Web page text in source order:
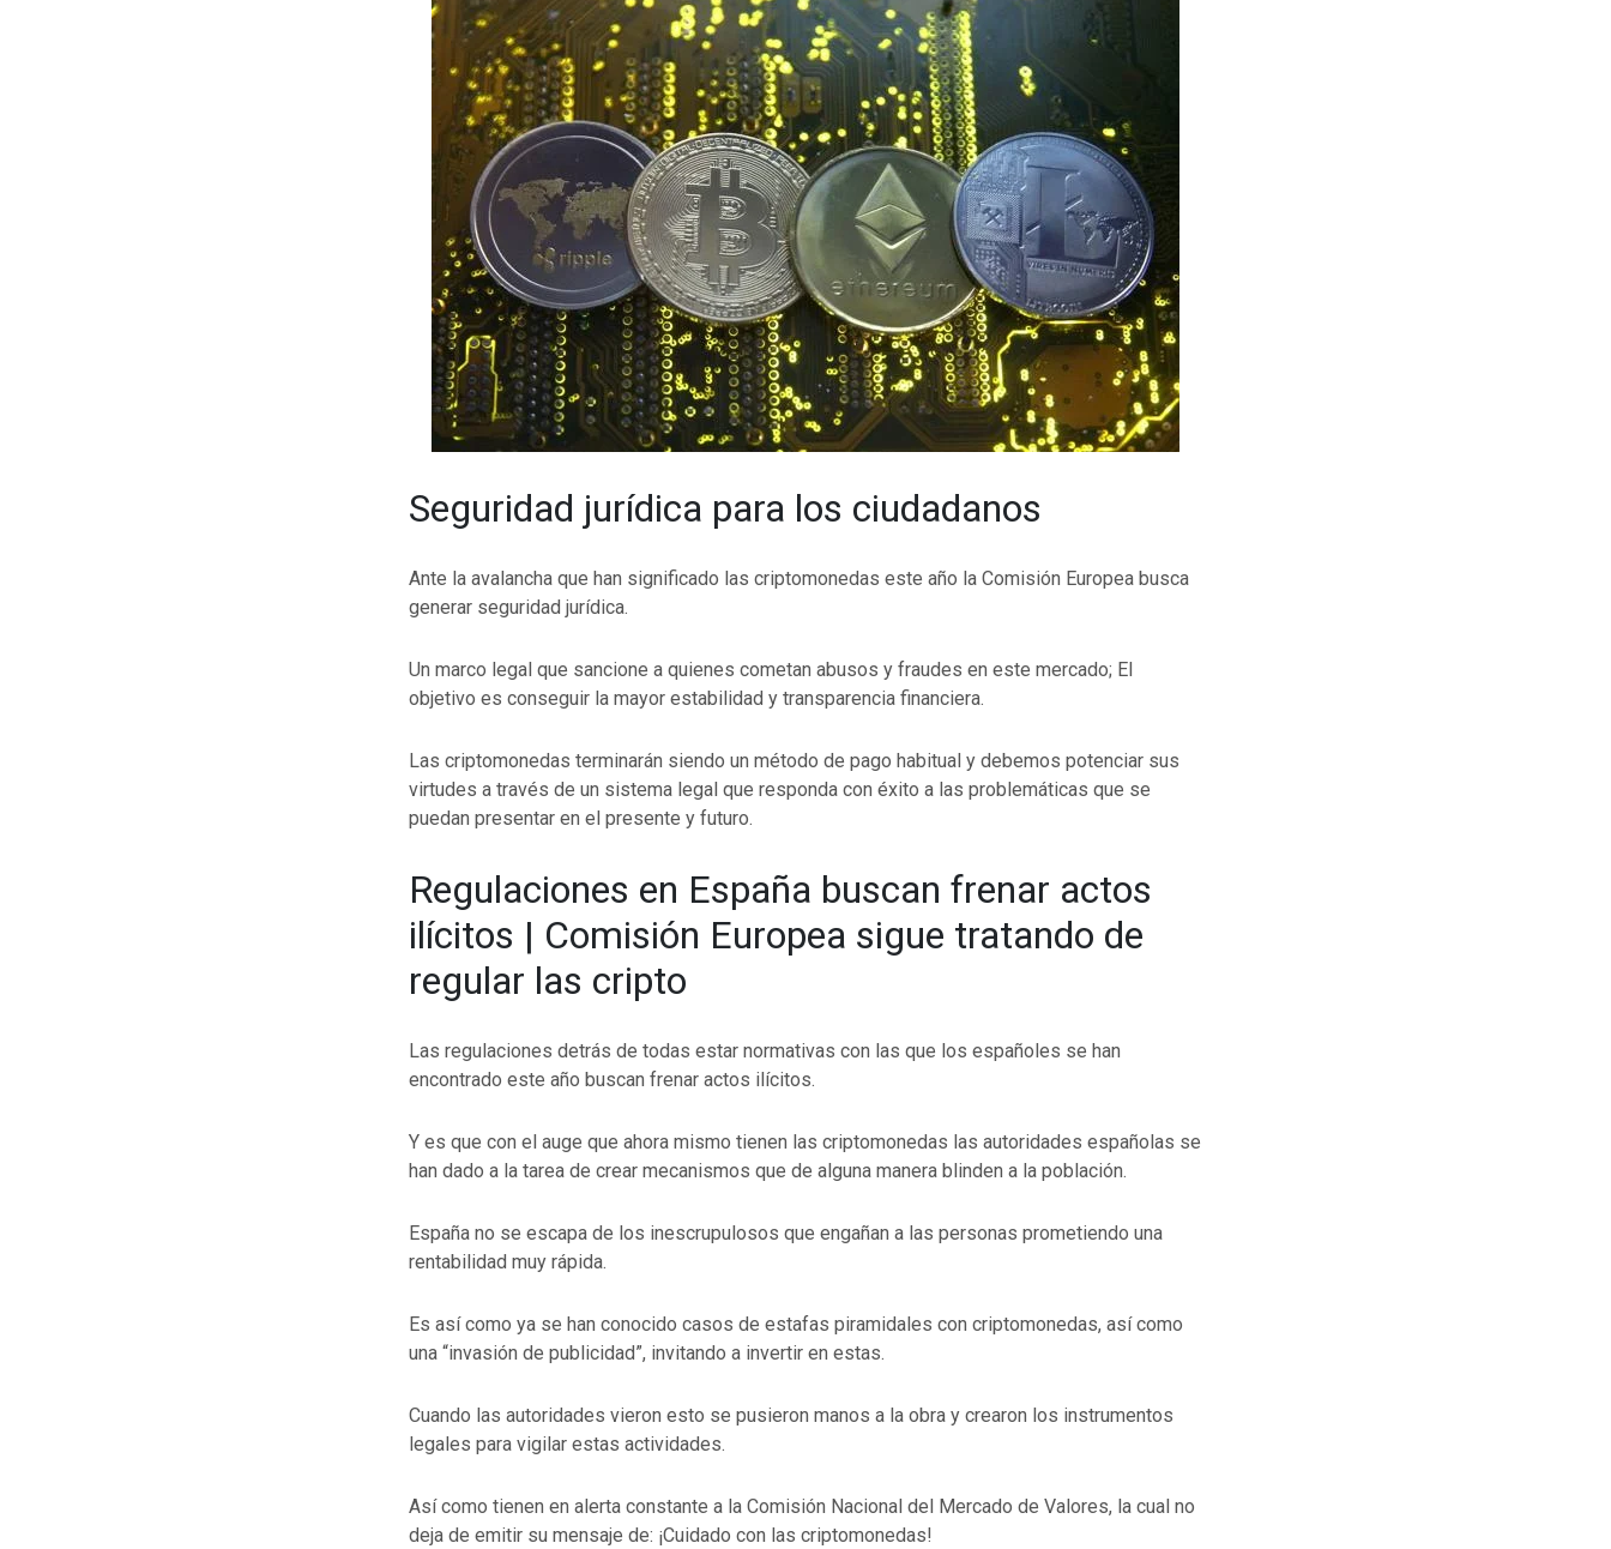
Seguridad jurídica para los ciudadanos
Ante la avalancha que han significado las criptomonedas este año la Comisión Europea busca
generar seguridad jurídica.
Un marco legal que sancione a quienes cometan abusos y fraudes en este mercado; El
objetivo es conseguir la mayor estabilidad y transparencia financiera.
Las criptomonedas terminarán siendo un método de pago habitual y debemos potenciar sus
virtudes a través de un sistema legal que responda con éxito a las problemáticas que se
puedan presentar en el presente y futuro.
Regulaciones en España buscan frenar actos
ilícitos | Comisión Europea sigue tratando de
regular las cripto
Las regulaciones detrás de todas estar normativas con las que los españoles se han
encontrado este año buscan frenar actos ilícitos.
Y es que con el auge que ahora mismo tienen las criptomonedas las autoridades españolas se
han dado a la tarea de crear mecanismos que de alguna manera blinden a la población.
España no se escapa de los inescrupulosos que engañan a las personas prometiendo una
rentabilidad muy rápida.
Es así como ya se han conocido casos de estafas piramidales con criptomonedas, así como
una “invasión de publicidad”, invitando a invertir en estas.
Cuando las autoridades vieron esto se pusieron manos a la obra y crearon los instrumentos
legales para vigilar estas actividades.
Así como tienen en alerta constante a la Comisión Nacional del Mercado de Valores, la cual no
deja de emitir su mensaje de: ¡Cuidado con las criptomonedas!